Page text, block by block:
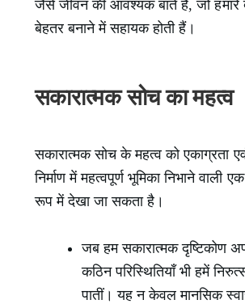
जैसे जीवन की आवश्यक बातें हैं, जो हमारे
बेहतर बनाने में सहायक होती हैं।
सकारात्मक सोच का महत्व
सकारात्मक सोच के महत्व को एकाग्रता
निर्माण में महत्वपूर्ण भूमिका निभाने वाली
रूप में देखा जा सकता है।
जब हम सकारात्मक दृष्टिकोण
कठिन परिस्थितियाँ भी हमें
पातीं। यह न केवल मानसिक